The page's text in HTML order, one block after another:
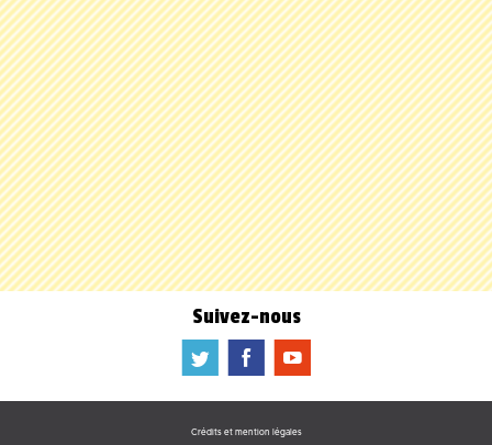
Suivez-nous
a b f
Crédits et mention légales